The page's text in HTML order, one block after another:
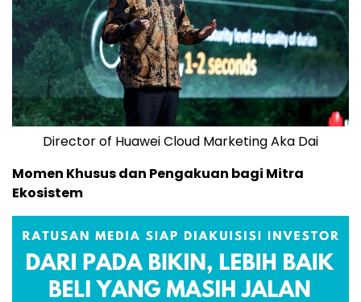
Director of Huawei Cloud Marketing Aka Dai
Momen Khusus dan Pengakuan bagi Mitra
Ekosistem